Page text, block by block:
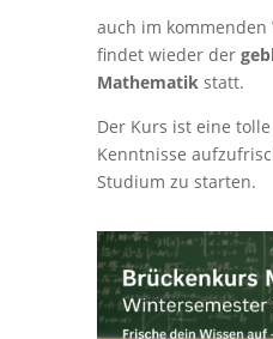
auch im
findet wieder der
Mathematikstatt.
Der Kurs ist eine
Kenntnisse
Studium zu starten.